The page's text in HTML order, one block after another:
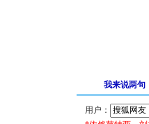
我来说两句
用户：